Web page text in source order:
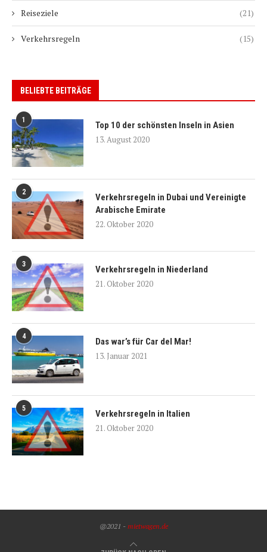
Reiseziele (21)
Verkehrsregeln (15)
BELIEBTE BEITRÄGE
1
Top 10 der schönsten Inseln in Asien
13. August 2020
2
Verkehrsregeln in Dubai und Vereinigte
Arabische Emirate
22. Oktober 2020
3
Verkehrsregeln in Niederland
21. Oktober 2020
4
Das war’s für Car del Mar!
13. Januar 2021
5
Verkehrsregeln in Italien
21. Oktober 2020
@2021 - mietwagen.de